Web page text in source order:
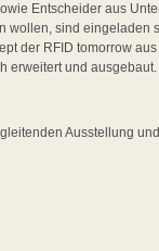
Entscheider aus
wollen, sind eingeladen
der RFID tomorrow
erweitert und ausgebaut.
Ausstellung